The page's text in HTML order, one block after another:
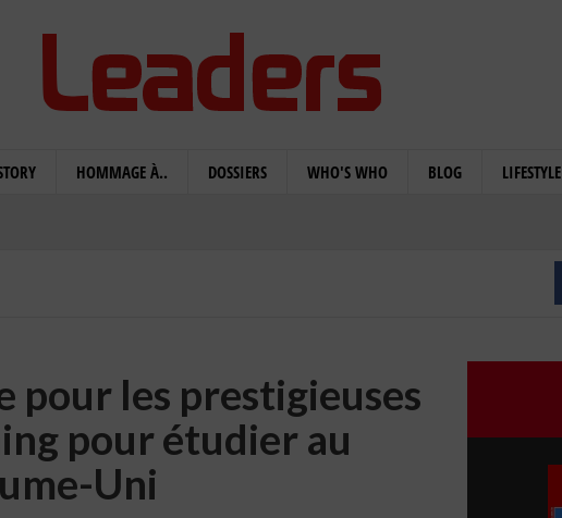
HOMMAGE À.. DOSSIERS WHO'S WHO BLOG LIFESTYLE
pour les prestigieuses
pour étudier au
Uni